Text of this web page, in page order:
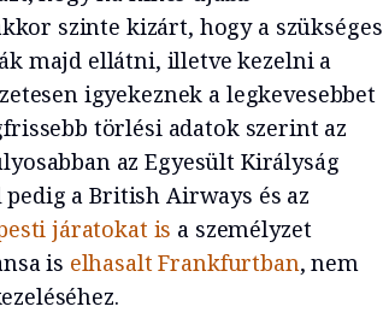
szinte kizárt, hogy a szükséges
majd ellátni, illetve kezelni a
igyekeznek a legkevesebbet
törlési adatok szerint az
az Egyesült Királyság
a British Airways és az
járatokat is a személyzet
is elhasalt Frankfurtban, nem